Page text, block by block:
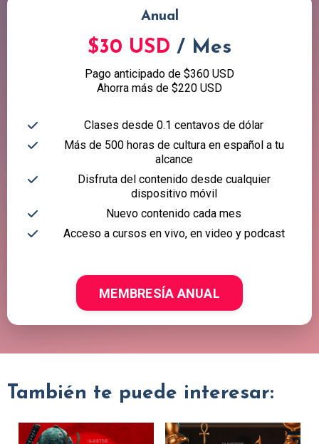
Anual
$30 USD / Mes
Pago anticipado de $360 USD
Ahorra más de $220 USD
Clases desde 0.1 centavos de dólar
Más de 500 horas de cultura en español a tu
alcance
Disfruta del contenido desde cualquier
dispositivo móvil
Nuevo contenido cada mes
Acceso a cursos en vivo, en video y podcast
MEMBRESÍA ANUAL
También te puede interesar: